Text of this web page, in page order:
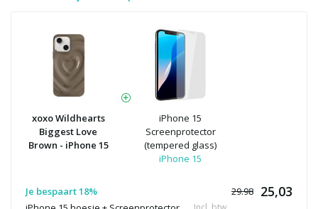
xoxo Wildhearts
Biggest Love
Brown - iPhone 15
iPhone 15
Screenprotector
(tempered glass)
iPhone 15
Je bespaart 18% 29.98 25,03